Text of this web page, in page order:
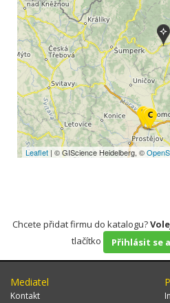
Leaflet | © GIScience Heidelberg, ©
Chcete přidat firmu do katalogu?
tlačítko
Přihlásit se
Mediatel
Kontakt